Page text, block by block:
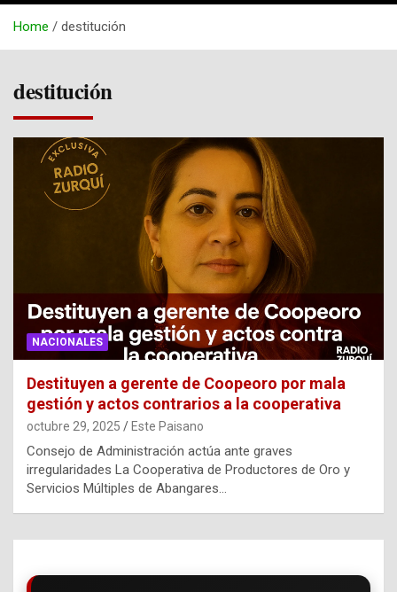
Home destitución
destitución
NACIONALES
Destituyen a gerente de Coopeoro por mala
gestión y actos contrarios a la cooperativa
octubre 29, 2025 Este Paisano
Consejo de Administración actúa ante graves
irregularidades La Cooperativa de Productores de Oro y
Servicios Múltiples de Abangares…